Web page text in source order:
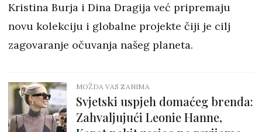
Kristina Burja i Dina Dragija već pripremaju
novu kolekciju i globalne projekte čiji je cilj
zagovaranje očuvanja našeg planeta.
MOŽDA VAS ZANIMA
Svjetski uspjeh domaćeg brenda:
Zahvaljujući Leonie Hanne,